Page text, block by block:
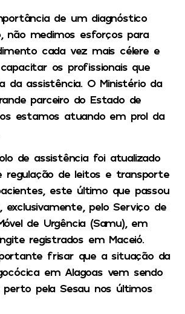
de um diagnóstico
não medimos esforços para
cada vez mais célere e
os profissionais que
da assistência. O Ministério da
parceiro do Estado de
estamos atuando em prol da
de assistência foi atualizado
regulação de leitos e transporte
este último que passou
exclusivamente, pelo Serviço de
de Urgência (Samu), em
registrados em Maceió.
frisar que a situação da
em Alagoas vem sendo
pela Sesau nos últimos